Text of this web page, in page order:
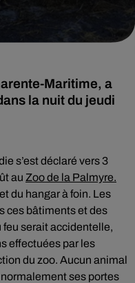
Maritime, a
la nuit du jeudi
s’est déclaré vers 3
au Zoo de la Palmyre.
du hangar à foin. Les
ces bâtiments et des
feu serait accidentelle,
effectuées par les
du zoo. Aucun animal
normalement ses portes